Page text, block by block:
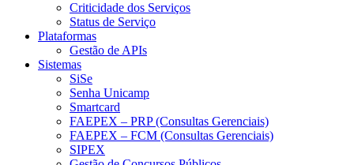
Criticidade dos Serviços
Status de Serviço
Plataformas
Gestão de APIs
Sistemas
SiSe
Senha Unicamp
Smartcard
FAEPEX – PRP (Consultas Gerenciais)
FAEPEX – FCM (Consultas Gerenciais)
SIPEX